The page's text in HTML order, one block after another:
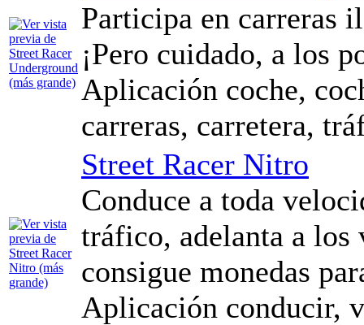
Participa en carreras
¡Pero cuidado, a los
Aplicación coche,
carreras, carretera,
Street Racer Nitro
Conduce a toda
tráfico, adelanta a los
consigue monedas
Aplicación conducir,